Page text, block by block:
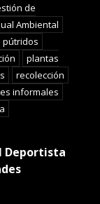
de
Ambiental
pútridos
plantas
recolección
informales
Deportista